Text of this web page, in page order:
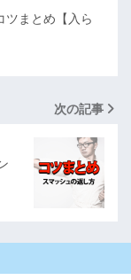
ツまとめ【入ら
次の記事